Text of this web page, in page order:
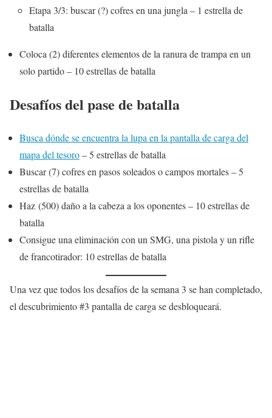
Etapa 3/3: buscar (?) cofres en una jungla – 1 estrella de
batalla
Coloca (2) diferentes elementos de la ranura de trampa en un
solo partido – 10 estrellas de batalla
Desafíos del pase de batalla
Busca dónde se encuentra la lupa en la pantalla de carga del
mapa del tesoro– 5 estrellas de batalla
Buscar (7) cofres en pasos soleados o campos mortales – 5
estrellas de batalla
Haz (500) daño a la cabeza a los oponentes – 10 estrellas de
batalla
Consigue una eliminación con un SMG, una pistola y un rifle
de francotirador: 10 estrellas de batalla
Una vez que todos los desafíos de la semana 3 se han completado,
el descubrimiento #3 pantalla de carga se desbloqueará.